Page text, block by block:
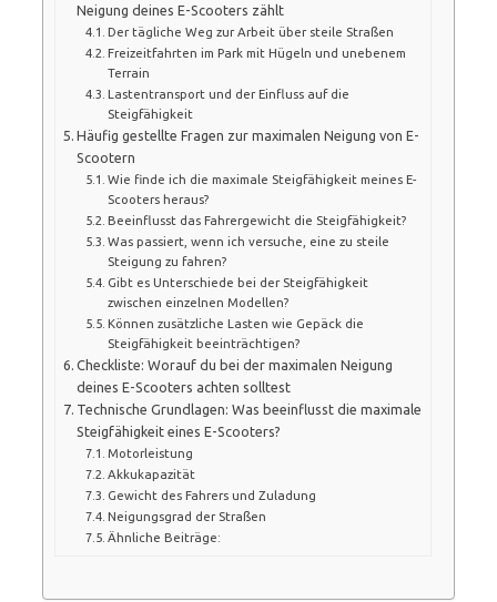
Neigung deines E-Scooters zählt
Der tägliche Weg zur Arbeit über steile Straßen
Freizeitfahrten im Park mit Hügeln und unebenem
Terrain
Lastentransport und der Einfluss auf die
Steigfähigkeit
Häufig gestellte Fragen zur maximalen Neigung von E-
Scootern
Wie finde ich die maximale Steigfähigkeit meines E-
Scooters heraus?
Beeinflusst das Fahrergewicht die Steigfähigkeit?
Was passiert, wenn ich versuche, eine zu steile
Steigung zu fahren?
Gibt es Unterschiede bei der Steigfähigkeit
zwischen einzelnen Modellen?
Können zusätzliche Lasten wie Gepäck die
Steigfähigkeit beeinträchtigen?
Checkliste: Worauf du bei der maximalen Neigung
deines E-Scooters achten solltest
Technische Grundlagen: Was beeinflusst die maximale
Steigfähigkeit eines E-Scooters?
Motorleistung
Akkukapazität
Gewicht des Fahrers und Zuladung
Neigungsgrad der Straßen
Ähnliche Beiträge: